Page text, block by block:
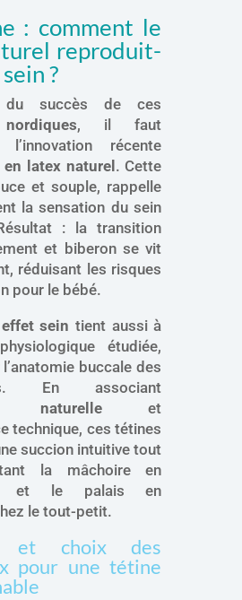
: comment le
reproduit-
?
succès de ces
, il faut
l’innovation récente
latex naturel . Cette
et souple, rappelle
la sensation du sein
: la transition
et biberon se vit
réduisant les risques
pour le bébé.
effet sein tient aussi à
étudiée,
buccale des
En associant
naturelle et
technique, ces tétines
succion intuitive tout
la mâchoire en
et le palais en
le tout-petit.
et choix des
pour une tétine